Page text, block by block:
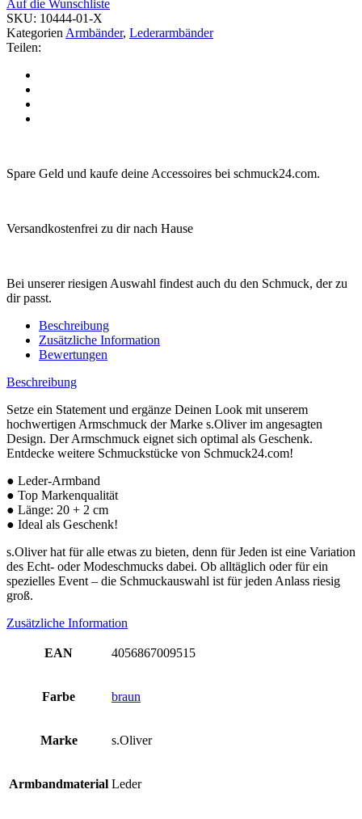
Auf die Wunschliste
SKU: 10444-01-X
Kategorien Armbänder, Lederarmbänder
Teilen:
Spare Geld und kaufe deine Accessoires bei schmuck24.com.
Versandkostenfrei zu dir nach Hause
Bei unserer riesigen Auswahl findest auch du den Schmuck, der zu
dir passt.
Beschreibung
Zusätzliche Information
Bewertungen
Beschreibung
Setze ein Statement und ergänze Deinen Look mit unserem
hochwertigen Armschmuck der Marke s.Oliver im angesagten
Design. Der Armschmuck eignet sich optimal als Geschenk.
Entdecke weitere Schmuckstücke von Schmuck24.com!
● Leder-Armband
● Top Markenqualität
● Länge: 20 + 2 cm
● Ideal als Geschenk!
s.Oliver hat für alle etwas zu bieten, denn für Jeden ist eine Variation
des Echt- oder Modeschmucks dabei. Ob alltäglich oder für ein
spezielles Event – die Schmuckauswahl ist für jeden Anlass riesig
groß.
Zusätzliche Information
EAN 4056867009515
Farbe braun
Marke s.Oliver
Armbandmaterial Leder